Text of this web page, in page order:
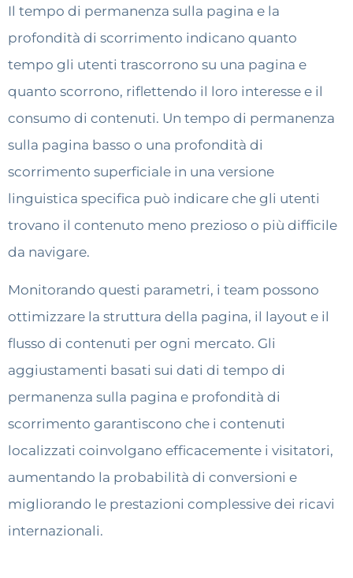
Il tempo di permanenza sulla pagina e la
profondità di scorrimento indicano quanto
tempo gli utenti trascorrono su una pagina e
quanto scorrono, riflettendo il loro interesse e il
consumo di contenuti. Un tempo di permanenza
sulla pagina basso o una profondità di
scorrimento superficiale in una versione
linguistica specifica può indicare che gli utenti
trovano il contenuto meno prezioso o più difficile
da navigare.
Monitorando questi parametri, i team possono
ottimizzare la struttura della pagina, il layout e il
flusso di contenuti per ogni mercato. Gli
aggiustamenti basati sui dati di tempo di
permanenza sulla pagina e profondità di
scorrimento garantiscono che i contenuti
localizzati coinvolgano efficacemente i visitatori,
aumentando la probabilità di conversioni e
migliorando le prestazioni complessive dei ricavi
internazionali.